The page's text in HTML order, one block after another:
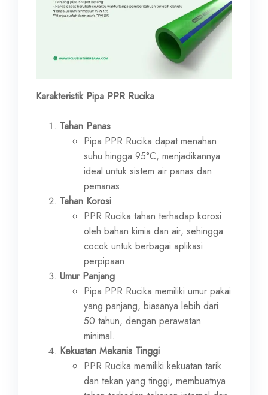
Karakteristik Pipa PPR Rucika
Tahan Panas
Pipa PPR Rucika dapat menahan
suhu hingga 95°C, menjadikannya
ideal untuk sistem air panas dan
pemanas.
Tahan Korosi
PPR Rucika tahan terhadap korosi
oleh bahan kimia dan air, sehingga
cocok untuk berbagai aplikasi
perpipaan.
Umur Panjang
Pipa PPR Rucika memiliki umur pakai
yang panjang, biasanya lebih dari
50 tahun, dengan perawatan
minimal.
Kekuatan Mekanis Tinggi
PPR Rucika memiliki kekuatan tarik
dan tekan yang tinggi, membuatnya